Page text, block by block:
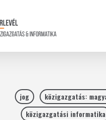
jog
közigazgatás:
közigazgatási informatika